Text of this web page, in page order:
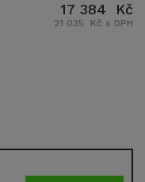
17 384 Kč
21 035 Kč s DPH